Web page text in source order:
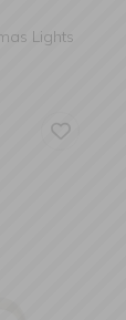
Lights